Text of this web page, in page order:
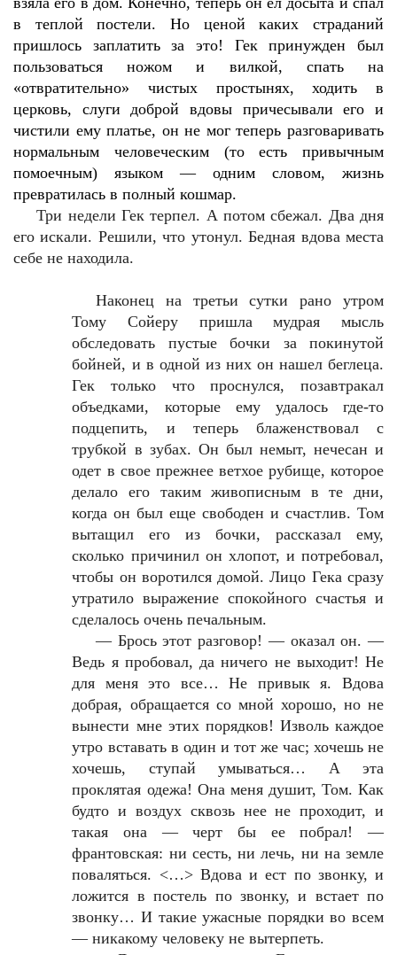
в теплой постели. Но ценой каких страданий
пришлось заплатить за это! Гек принужден был
пользоваться ножом и вилкой, спать на
«отвратительно» чистых простынях, ходить в
церковь, слуги доброй вдовы причесывали его и
чистили ему платье, он не мог теперь разговаривать
нормальным человеческим (то есть привычным
помоечным) языком — одним словом, жизнь
превратилась в полный кошмар.
Три недели Гек терпел. А потом сбежал. Два дня
его искали. Решили, что утонул. Бедная вдова места
себе не находила.
Наконец на третьи сутки рано утром
Тому Сойеру пришла мудрая мысль
обследовать пустые бочки за покинутой
бойней, и в одной из них он нашел беглеца.
Гек только что проснулся, позавтракал
объедками, которые ему удалось где-то
подцепить, и теперь блаженствовал с
трубкой в зубах. Он был немыт, нечесан и
одет в свое прежнее ветхое рубище, которое
делало его таким живописным в те дни,
когда он был еще свободен и счастлив. Том
вытащил его из бочки, рассказал ему,
сколько причинил он хлопот, и потребовал,
чтобы он воротился домой. Лицо Гека сразу
утратило выражение спокойного счастья и
сделалось очень печальным.
— Брось этот разговор! — оказал он. —
Ведь я пробовал, да ничего не выходит! Не
для меня это все… Не привык я. Вдова
добрая, обращается со мной хорошо, но не
вынести мне этих порядков! Изволь каждое
утро вставать в один и тот же час; хочешь не
хочешь, ступай умываться… А эта
проклятая одежа! Она меня душит, Том. Как
будто и воздух сквозь нее не проходит, и
такая она — черт бы ее побрал! —
франтовская: ни сесть, ни лечь, ни на земле
поваляться. <…> Вдова и ест по звонку, и
ложится в постель по звонку, и встает по
звонку… И такие ужасные порядки во всем
— никакому человеку не вытерпеть.